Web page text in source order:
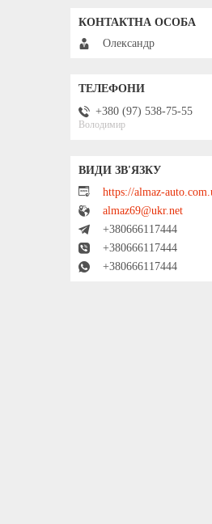
Олександр
+380 (97) 538-75-55
Володимир
almaz69@ukr.net
+380666117444
+380666117444
+380666117444